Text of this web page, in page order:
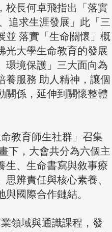
校長何卓飛指出「落實
追求生涯發展」此「三
並 落實「生命關懷」概
光大學生命教育的發展
環境保護」三大面向為
養服務 助人精神，讓個
關係，延伸到關懷整體
教育師生社群」召集
下，大會共分為六個主
生、生命書寫與敘事療
辨責任與核心素養、
國際合作鏈結。
領域與通識課程，發